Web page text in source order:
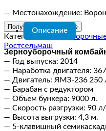
— Местонахождение:
Получить предложение
Категории:
Ростсельмаш
Описание
Зерноуборочный
— Год выпуска: 2014
— Наработка двигателя:
— Двигатель: ЯМЗ-236 250
— Барабан с редуктором
— Объем бункера: 9000 л.
— Скорость разгрузки: 90
— Высота выгрузки: 4,3 м.
— 5-клавишный